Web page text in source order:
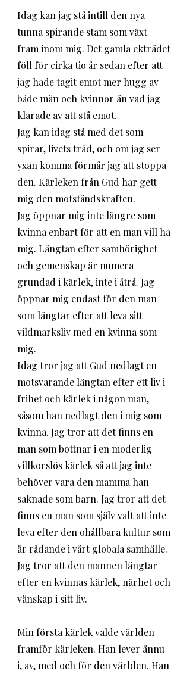
Idag kan jag stå intill den nya
tunna spirande stam som växt
fram inom mig. Det gamla ekträdet
föll för cirka tio år sedan efter att
jag hade tagit emot mer hugg av
både män och kvinnor än vad jag
klarade av att stå emot.
Jag kan idag stå med det som
spirar, livets träd, och om jag ser
yxan komma förmår jag att stoppa
den. Kärleken från Gud har gett
mig den motståndskraften.
Jag öppnar mig inte längre som
kvinna enbart för att en man vill ha
mig. Längtan efter samhörighet
och gemenskap är numera
grundad i kärlek, inte i åtrå. Jag
öppnar mig endast för den man
som längtar efter att leva sitt
vildmarksliv med en kvinna som
mig.
Idag tror jag att Gud nedlagt en
motsvarande längtan efter ett liv i
frihet och kärlek i någon man,
såsom han nedlagt den i mig som
kvinna. Jag tror att det finns en
man som bottnar i en moderlig
villkorslös kärlek så att jag inte
behöver vara den mamma han
saknade som barn. Jag tror att det
finns en man som själv valt att inte
leva efter den ohållbara kultur som
är rådande i vårt globala samhälle.
Jag tror att den mannen längtar
efter en kvinnas kärlek, närhet och
vänskap i sitt liv.
Min första kärlek valde världen
framför kärleken. Han lever ännu
i, av, med och för den världen. Han